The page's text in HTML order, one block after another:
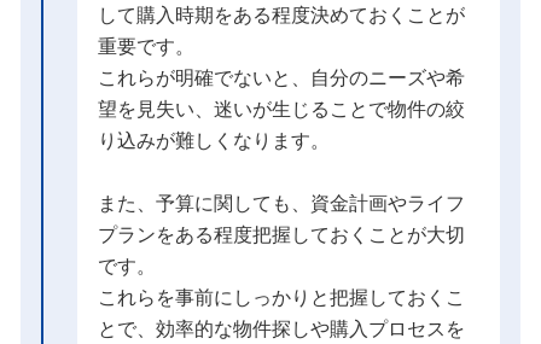
して購入時期をある程度決めておくことが
重要です。
これらが明確でないと、自分のニーズや希
望を見失い、迷いが生じることで物件の絞
り込みが難しくなります。
また、予算に関しても、資金計画やライフ
プランをある程度把握しておくことが大切
です。
これらを事前にしっかりと把握しておくこ
とで、効率的な物件探しや購入プロセスを